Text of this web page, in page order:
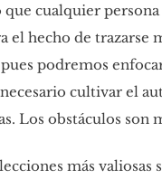
cualquier
el hecho de trazarse
podremos
cultivar el
Los obstáculos son
más valiosas